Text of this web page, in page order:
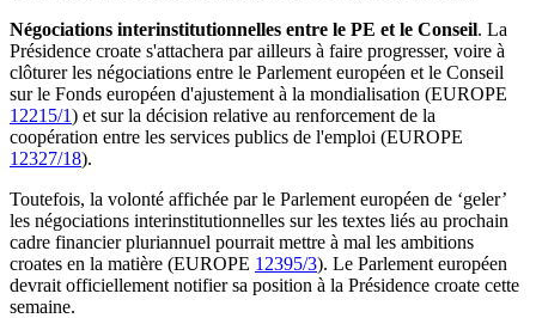
Négociations interinstitutionnelles entre le PE et le Conseil. La
Présidence croate s'attachera par ailleurs à faire progresser, voire à
clôturer les négociations entre le Parlement européen et le Conseil
sur le Fonds européen d'ajustement à la mondialisation (EUROPE
12215/1) et sur la décision relative au renforcement de la
coopération entre les services publics de l'emploi (EUROPE
12327/18).
Toutefois, la volonté affichée par le Parlement européen de ‘geler’
les négociations interinstitutionnelles sur les textes liés au prochain
cadre financier pluriannuel pourrait mettre à mal les ambitions
croates en la matière (EUROPE 12395/3). Le Parlement européen
devrait officiellement notifier sa position à la Présidence croate cette
semaine.